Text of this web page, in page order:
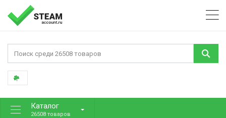
Каталог
26508 товаров